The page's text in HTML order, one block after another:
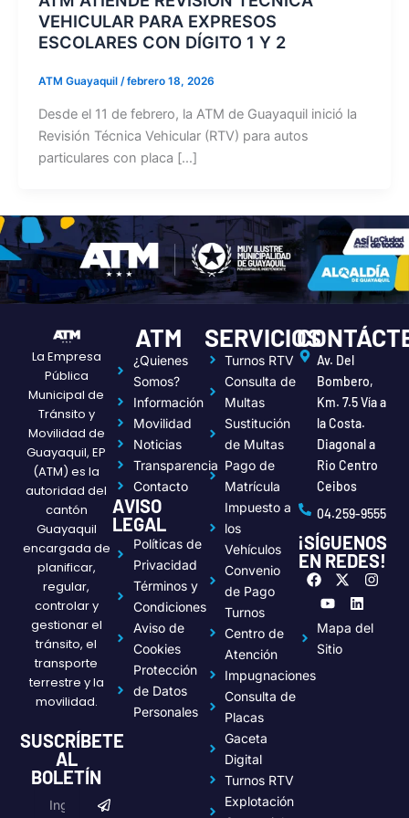
VEHICULAR PARA EXPRESOS
ESCOLARES CON DÍGITO 1 Y 2
ATM Guayaquil /febrero 18, 2026
Desde el 11 de febrero, la ATM de Guayaquil inició la
Revisión Técnica Vehicular (RTV) para autos
particulares con placa […]
La Empresa
Pública
Municipal de
Tránsito y
Movilidad de
Guayaquil, EP
(ATM) es la
autoridad del
cantón
Guayaquil
encargada de
planificar,
regular,
controlar y
gestionar el
tránsito, el
transporte
terrestre y la
movilidad.
SUSCRÍBETE
AL
BOLETÍN
ATM
¿Quienes
Somos?
Información
Movilidad
Noticias
Transparencia
Contacto
AVISO
LEGAL
Políticas de
Privacidad
Términos y
Condiciones
Aviso de
Cookies
Protección
de Datos
Personales
SERVICIOS
Turnos RTV
Consulta de
Multas
Sustitución
de Multas
Pago de
Matrícula
Impuesto a
los
Vehículos
Convenio
de Pago
Turnos
Centro de
Atención
Impugnaciones
Consulta de
Placas
Gaceta
Digital
Turnos RTV
Explotación
Av. Del
Bombero,
Km. 7.5 Vía a
la Costa.
Diagonal a
Rio Centro
Ceibos
04.259-9555
¡SÍGUENOS
EN REDES!
F
a
c
e
b
o
k
X
-
i
t
I
n
t
a
Y
u
t
u
b
n
k
e
Mapa del
Sitio